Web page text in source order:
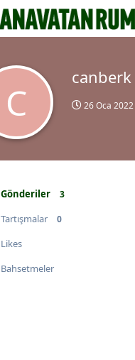
C
canberk
26 Oca 2022
Gönderiler 3
Tartışmalar 0
Likes
Bahsetmeler